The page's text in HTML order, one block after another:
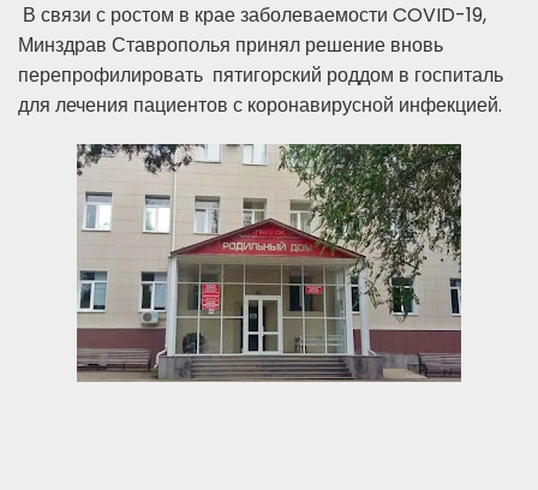
В связи с ростом в крае заболеваемости COVID-19,
Минздрав Ставрополья принял решение вновь
перепрофилировать пятигорский роддом в госпиталь
для лечения пациентов с коронавирусной инфекцией.